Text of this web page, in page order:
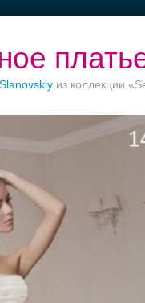
Slanovskiyиз коллекции